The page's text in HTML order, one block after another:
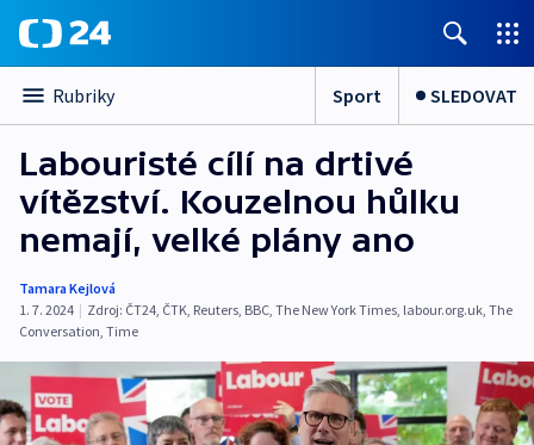
Rubriky Sport SLEDOVAT
Labouristé cílí na drtivé
vítězství. Kouzelnou hůlku
nemají, velké plány ano
Tamara Kejlová
1. 7. 2024 | Zdroj: ČT24, ČTK, Reuters, BBC, The New York Times, labour.org.uk, The
Conversation, Time